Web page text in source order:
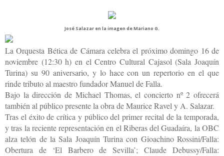
José Salazar en la imagen de Mariano G.
La Orquesta Bética de Cámara celebra el próximo domingo 16 de
noviembre (12:30 h) en el Centro Cultural Cajasol (Sala Joaquín
Turina) su 90 aniversario, y lo hace con un repertorio en el que
rinde tributo al maestro fundador Manuel de Falla.
Bajo la dirección de Michael Thomas, el concierto nº 2 ofrecerá
también al público presente la obra de Maurice Ravel y A. Salazar.
Tras el éxito de crítica y público del primer recital de la temporada,
y tras la reciente representación en el Riberas del Guadaíra, la OBC
alza telón de la Sala Joaquín Turina con Gioachino Rossini/Falla:
Obertura de ‘El Barbero de Sevilla’; Claude Debussy/Falla: